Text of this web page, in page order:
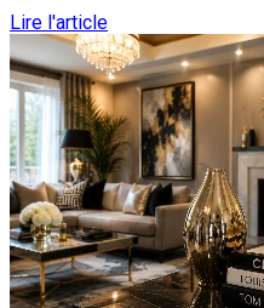
Lire l'article